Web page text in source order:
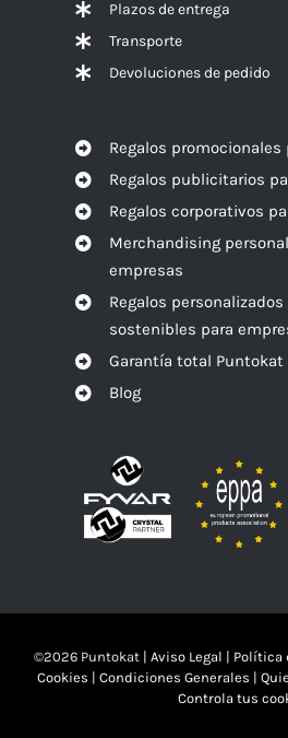
Plazos de entrega
Transporte
Devoluciones de pedido
Regalos promocionales
Regalos publicitarios
Regalos corporativos
Merchandising
empresas
Regalos
sostenibles para
Garantía total Puntokat
Blog
©2026 Puntokat | Aviso Legal | Política
Cookies | Condiciones Generales |
Controla tus